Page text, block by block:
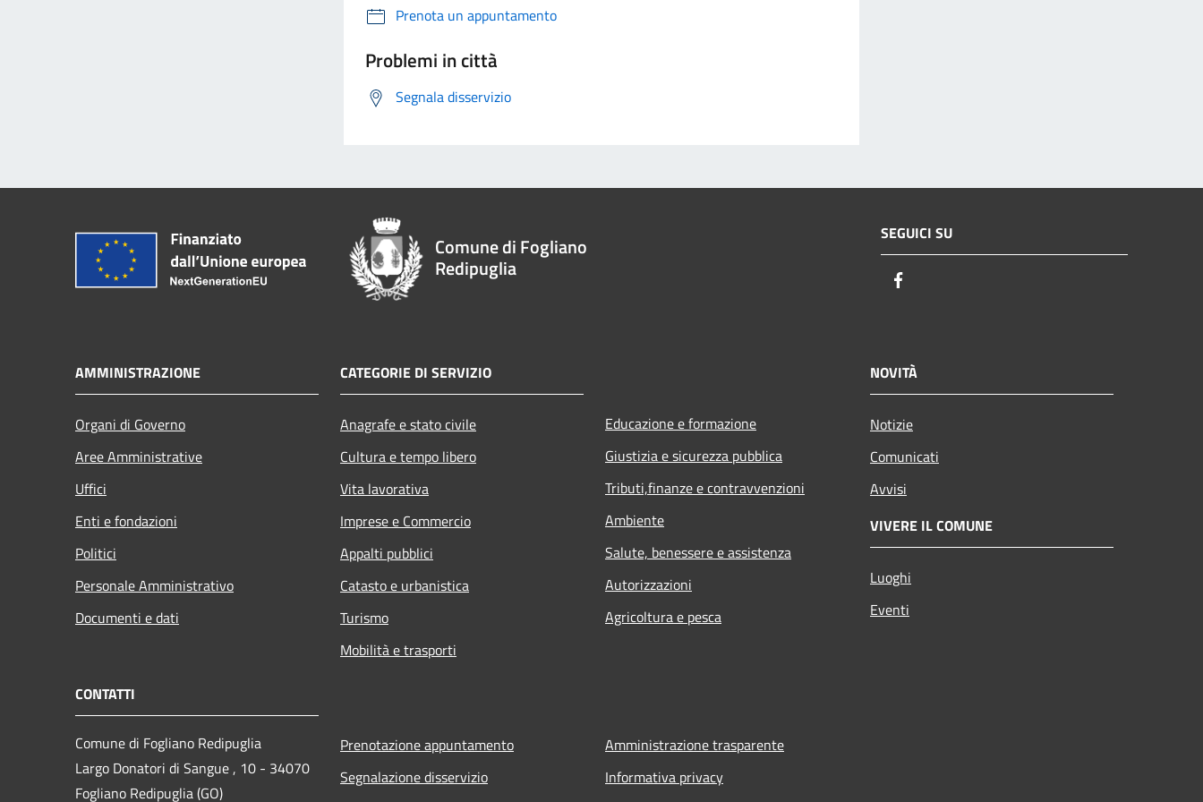
Prenota un appuntamento
Problemi in città
Segnala disservizio
Comune di Fogliano
Redipuglia
SEGUICI SU
AMMINISTRAZIONE
Organi di Governo
Aree Amministrative
Uffici
Enti e fondazioni
Politici
Personale Amministrativo
Documenti e dati
CATEGORIE DI SERVIZIO
Anagrafe e stato civile
Cultura e tempo libero
Vita lavorativa
Imprese e Commercio
Appalti pubblici
Catasto e urbanistica
Turismo
Mobilità e trasporti
Educazione e formazione
Giustizia e sicurezza pubblica
Tributi,finanze e contravvenzioni
Ambiente
Salute, benessere e assistenza
Autorizzazioni
Agricoltura e pesca
NOVITÀ
Notizie
Comunicati
Avvisi
VIVERE IL COMUNE
Luoghi
Eventi
CONTATTI
Comune di Fogliano Redipuglia
Largo Donatori di Sangue , 10 - 34070
Fogliano Redipuglia (GO)
Prenotazione appuntamento
Segnalazione disservizio
Amministrazione trasparente
Informativa privacy